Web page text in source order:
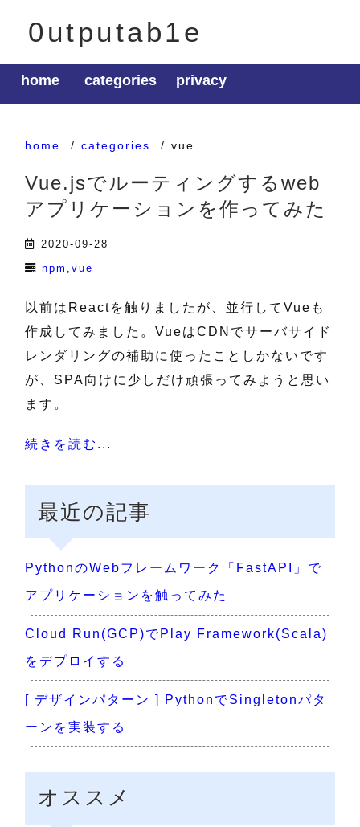
0utputab1e
home categories privacy
home categories vue
Vue.jsでルーティングするweb
アプリケーションを作ってみた
2020-09-28
npm
vue
以前はReactを触りましたが、並行してVueも
作成してみました。VueはCDNでサーバサイド
レンダリングの補助に使ったことしかないです
が、SPA向けに少しだけ頑張ってみようと思い
ます。
続きを読む...
最近の記事
PythonのWebフレームワーク「FastAPI」で
アプリケーションを触ってみた
Cloud Run(GCP)でPlay Framework(Scala)
をデプロイする
[ デザインパターン ] PythonでSingletonパタ
ーンを実装する
オススメ